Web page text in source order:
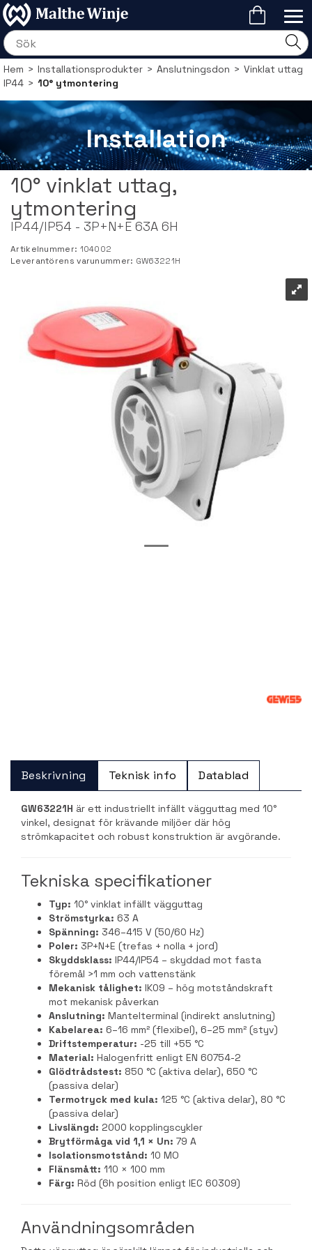
Hem>Installationsprodukter>Anslutningsdon>Vinklat uttag
IP44>10° ytmontering
Installation
10° vinklat uttag,
ytmontering
IP44/IP54 - 3P+N+E 63A 6H
Artikelnummer: 104002
Leverantörens varunummer: GW63221H
Beskrivning Teknisk info Datablad
GW63221H är ett industriellt infällt vägguttag med 10°
vinkel, designat för krävande miljöer där hög
strömkapacitet och robust konstruktion är avgörande.
Tekniska specifikationer
Typ: 10° vinklat infällt vägguttag
Strömstyrka: 63 A
Spänning: 346–415 V (50/60 Hz)
Poler: 3P+N+E (trefas + nolla + jord)
Skyddsklass: IP44/IP54 – skyddad mot fasta
föremål >1 mm och vattenstänk
Mekanisk tålighet: IK09 – hög motståndskraft
mot mekanisk påverkan
Anslutning: Mantelterminal (indirekt anslutning)
Kabelarea: 6–16 mm² (flexibel), 6–25 mm² (styv)
Driftstemperatur: -25 till +55 °C
Material: Halogenfritt enligt EN 60754-2
Glödtrådstest: 850 °C (aktiva delar), 650 °C
(passiva delar)
Termotryck med kula: 125 °C (aktiva delar), 80 °C
(passiva delar)
Livslängd: 2000 kopplingscykler
Brytförmåga vid 1,1 × Un: 79 A
Isolationsmotstånd: 10 MO
Flänsmått: 110 × 100 mm
Färg: Röd (6h position enligt IEC 60309)
Användningsområden